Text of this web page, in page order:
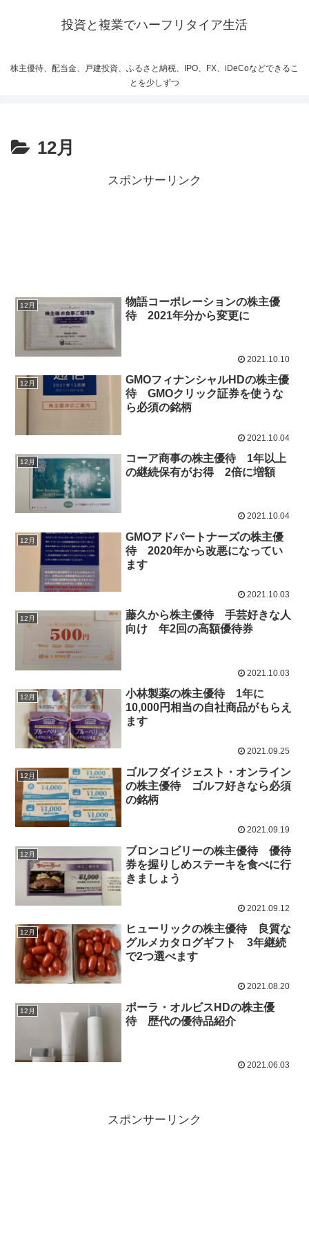
投資と複業でハーフリタイア生活
株主優待、配当金、戸建投資、ふるさと納税、IPO、FX、iDeCoなどできるこ
とを少しずつ
12月
スポンサーリンク
12月
物語コーポレーションの株主優
待 2021年分から変更に
2021.10.10
12月
GMOフィナンシャルHDの株主優
待 GMOクリック証券を使うな
ら必須の銘柄
2021.10.04
12月
コーア商事の株主優待 1年以上
の継続保有がお得 2倍に増額
2021.10.04
12月
GMOアドパートナーズの株主優
待 2020年から改悪になってい
ます
2021.10.03
12月
藤久から株主優待 手芸好きな人
向け 年2回の高額優待券
2021.10.03
12月
小林製薬の株主優待 1年に
10,000円相当の自社商品がもらえ
ます
2021.09.25
12月
ゴルフダイジェスト・オンライン
の株主優待 ゴルフ好きなら必須
の銘柄
2021.09.19
12月
ブロンコビリーの株主優待 優待
券を握りしめステーキを食べに行
きましょう
2021.09.12
12月
ヒューリックの株主優待 良質な
グルメカタログギフト 3年継続
で2つ選べます
2021.08.20
12月
ポーラ・オルビスHDの株主優
待 歴代の優待品紹介
2021.06.03
スポンサーリンク